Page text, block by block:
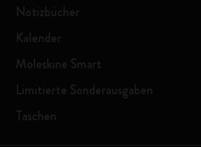
Notizbücher
Kalender
Moleskine Smart
Limitierte Sonderausgaben
Taschen